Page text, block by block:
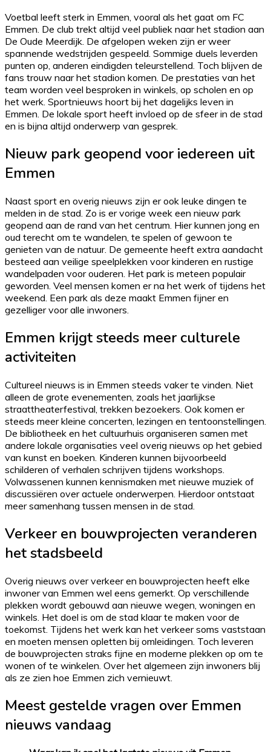
Voetbal leeft sterk in Emmen, vooral als het gaat om FC
Emmen. De club trekt altijd veel publiek naar het stadion aan
De Oude Meerdijk. De afgelopen weken zijn er weer
spannende wedstrijden gespeeld. Sommige duels leverden
punten op, anderen eindigden teleurstellend. Toch blijven de
fans trouw naar het stadion komen. De prestaties van het
team worden veel besproken in winkels, op scholen en op
het werk. Sportnieuws hoort bij het dagelijks leven in
Emmen. De lokale sport heeft invloed op de sfeer in de stad
en is bijna altijd onderwerp van gesprek.
Nieuw park geopend voor iedereen uit
Emmen
Naast sport en overig nieuws zijn er ook leuke dingen te
melden in de stad. Zo is er vorige week een nieuw park
geopend aan de rand van het centrum. Hier kunnen jong en
oud terecht om te wandelen, te spelen of gewoon te
genieten van de natuur. De gemeente heeft extra aandacht
besteed aan veilige speelplekken voor kinderen en rustige
wandelpaden voor ouderen. Het park is meteen populair
geworden. Veel mensen komen er na het werk of tijdens het
weekend. Een park als deze maakt Emmen fijner en
gezelliger voor alle inwoners.
Emmen krijgt steeds meer culturele
activiteiten
Cultureel nieuws is in Emmen steeds vaker te vinden. Niet
alleen de grote evenementen, zoals het jaarlijkse
straattheaterfestival, trekken bezoekers. Ook komen er
steeds meer kleine concerten, lezingen en tentoonstellingen.
De bibliotheek en het cultuurhuis organiseren samen met
andere lokale organisaties veel overig nieuws op het gebied
van kunst en boeken. Kinderen kunnen bijvoorbeeld
schilderen of verhalen schrijven tijdens workshops.
Volwassenen kunnen kennismaken met nieuwe muziek of
discussiëren over actuele onderwerpen. Hierdoor ontstaat
meer samenhang tussen mensen in de stad.
Verkeer en bouwprojecten veranderen
het stadsbeeld
Overig nieuws over verkeer en bouwprojecten heeft elke
inwoner van Emmen wel eens gemerkt. Op verschillende
plekken wordt gebouwd aan nieuwe wegen, woningen en
winkels. Het doel is om de stad klaar te maken voor de
toekomst. Tijdens het werk kan het verkeer soms vaststaan
en moeten mensen opletten bij omleidingen. Toch leveren
de bouwprojecten straks fijne en moderne plekken op om te
wonen of te winkelen. Over het algemeen zijn inwoners blij
als ze zien hoe Emmen zich vernieuwt.
Meest gestelde vragen over Emmen
nieuws vandaag